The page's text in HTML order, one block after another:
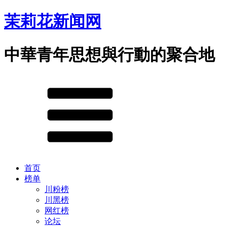
茉莉花新闻网
中華青年思想與行動的聚合地
首页
榜单
川粉榜
川黑榜
网红榜
论坛